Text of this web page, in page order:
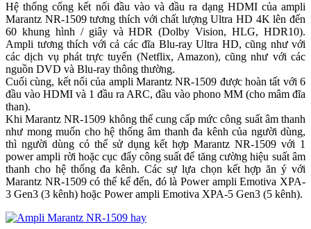
Hệ thống cổng kết nối đầu vào và đầu ra dạng HDMI của ampli
Marantz NR-1509 tương thích với chất lượng Ultra HD 4K lên đến
60 khung hình / giây và HDR (Dolby Vision, HLG, HDR10).
Ampli tương thích với cả các đĩa Blu-ray Ultra HD, cũng như với
các dịch vụ phát trực tuyến (Netflix, Amazon), cũng như với các
nguồn DVD và Blu-ray thông thường.
Cuối cùng, kết nối của ampli Marantz NR-1509 được hoàn tất với 6
đầu vào HDMI và 1 đầu ra ARC, đầu vào phono MM (cho mâm đĩa
than).
Khi Marantz NR-1509 không thể cung cấp mức công suất âm thanh
như mong muốn cho hệ thống âm thanh đa kênh của người dùng,
thì người dùng có thể sử dụng kết hợp Marantz NR-1509 với 1
power ampli rời hoặc cục đẩy công suất để tăng cường hiệu suất âm
thanh cho hệ thống đa kênh. Các sự lựa chọn kết hợp ăn ý với
Marantz NR-1509 có thể kể đến, đó là Power ampli Emotiva XPA-
3 Gen3 (3 kênh) hoặc Power ampli Emotiva XPA-5 Gen3 (5 kênh).